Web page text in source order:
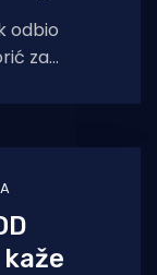
odbio
za
kaže